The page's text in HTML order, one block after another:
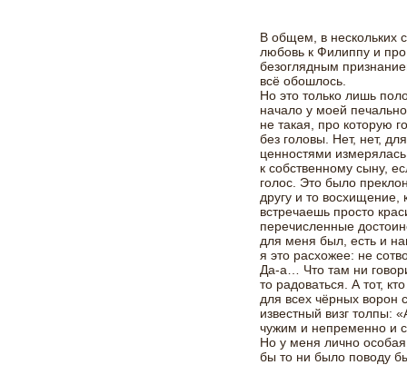
В общем, в нескольких
любовь к Филиппу и
безоглядным
всё обошлось.
Но это только лишь
начало у моей
не такая, про которую
без головы. Нет, нет,
ценностями
к собственному сыну,
голос. Это было
другу и то восхищение,
встречаешь просто
перечисленные
для меня был, есть и
я это расхожее: не
Да-а… Что там ни
то радоваться. А тот,
для всех чёрных ворон
известный визг толпы:
чужим и непременно и
Но у меня лично
бы то ни было поводу